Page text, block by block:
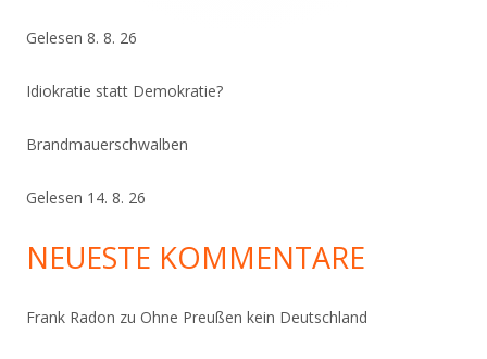
Gelesen 8. 8. 26
Idiokratie statt Demokratie?
Brandmauerschwalben
Gelesen 14. 8. 26
NEUESTE KOMMENTARE
Frank Radon zu Ohne Preußen kein Deutschland